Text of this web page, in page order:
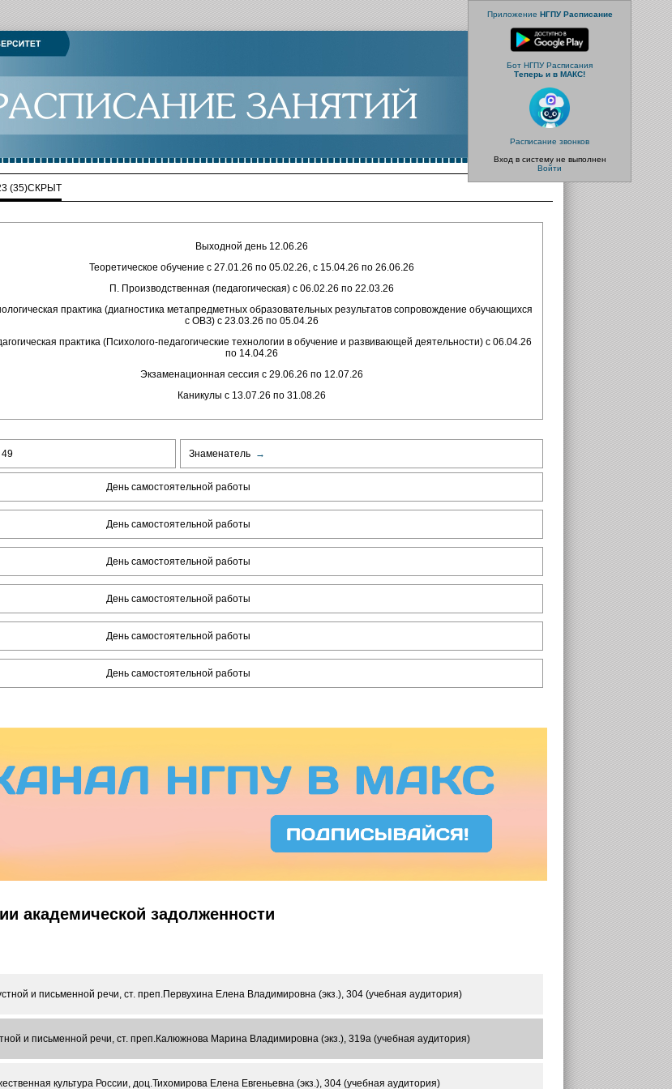
Приложение НГПУ Расписание
Бот НГПУ Расписания
Теперь и в МАКС!
Расписание звонков
Вход в систему не выполнен
Войти
(35)СКРЫТ
Выходной день 12.06.26
Теоретическое обучение с 27.01.26 по 05.02.26, с 15.04.26 по 26.06.26
П. Производственная (педагогическая) с 06.02.26 по 22.03.26
практика (диагностика метапредметных образовательных результатов сопровождение обучающихся
с ОВЗ) с 23.03.26 по 05.04.26
практика (Психолого-педагогические технологии в обучение и развивающей деятельности) с 06.04.26
по 14.04.26
Экзаменационная сессия с 29.06.26 по 12.07.26
Каникулы с 13.07.26 по 31.08.26
Знаменатель →
День самостоятельной работы
День самостоятельной работы
День самостоятельной работы
День самостоятельной работы
День самостоятельной работы
День самостоятельной работы
академической задолженности
и письменной речи, ст. преп.Первухина Елена Владимировна (экз.), 304 (учебная аудитория)
и письменной речи, ст. преп.Калюжнова Марина Владимировна (экз.), 319а (учебная аудитория)
культура России, доц.Тихомирова Елена Евгеньевна (экз.), 304 (учебная аудитория)